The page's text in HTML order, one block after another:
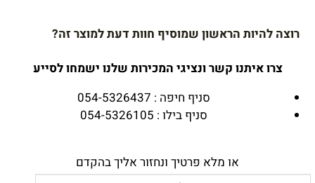
רוצה להיות הראשון שמוסיף חוות דעת למוצר זה?
צרו איתנו קשר ונציגי המכירות שלנו ישמחו לסייע
סניף חיפה : 054-5326437
סניף בילו : 054-5326105
או מלא פרטיך ונחזור אליך בהקדם